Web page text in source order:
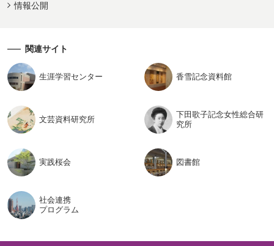
情報公開
関連サイト
生涯学習センター 香雪記念資料館
文芸資料研究所
下田歌子記念女性総合研
究所
実践桜会 図書館
社会連携
プログラム